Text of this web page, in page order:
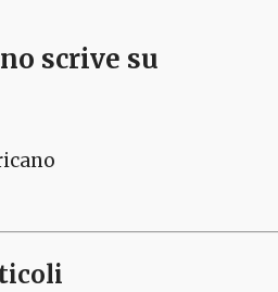
scrive su